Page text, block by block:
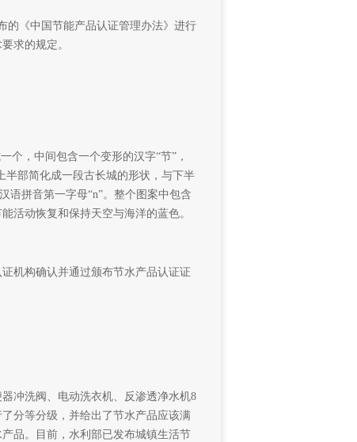
的《中国节能产品认证管理办法》进行
求的规定。
个，中间包含一个变形的汉字“节”，
半部简化成一段古长城的形状，与下半
语拼音第一字母“n”。整个图案中包含
活动恢复和保持天空与海洋的蓝色。
机构确认并通过颁布节水产品认证证
冲洗阀、电动洗衣机、反渗透净水机8
分等分级，并给出了节水产品应该满
品。目前，水利部已发布城镇生活节